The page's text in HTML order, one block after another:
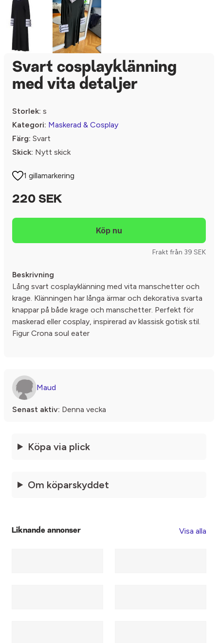
Svart cosplayklänning
med vita detaljer
Storlek: s
Kategori: Maskerad & Cosplay
Färg: Svart
Skick: Nytt skick
1 gillamarkering
220 SEK
Frakt från 39 SEK
Beskrivning
Lång svart cosplayklänning med vita manschetter och
krage. Klänningen har långa ärmar och dekorativa svarta
knappar på både krage och manschetter. Perfekt för
maskerad eller cosplay, inspirerad av klassisk gotisk stil.
Figur Crona soul eater
Maud
Senast aktiv: Denna vecka
Köpa via plick
Om köparskyddet
Liknande annonser Visa alla